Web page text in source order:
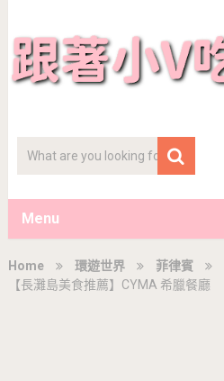
Menu
Home 環遊世界 菲律賓
【長灘島美食推薦】CYMA 希臘餐廳